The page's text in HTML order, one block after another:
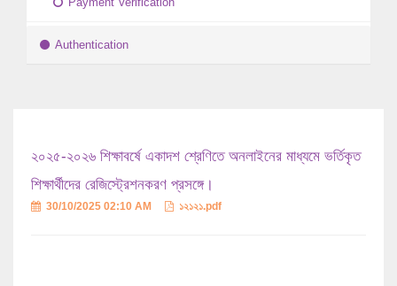
Authentication
২০২৫-২০২৬ শিক্ষাবর্ষে একাদশ শ্রেণিতে অনলাইনের মাধ্যমে ভর্তিকৃত
শিক্ষার্থীদের রেজিস্ট্রেশনকরণ প্রসঙ্গে।
30/10/2025 02:10 AM ১২১২১.pdf